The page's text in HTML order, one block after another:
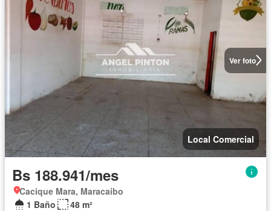
Ver foto
Local Comercial
Bs 188.941/mes
Cacique Mara, Maracaibo
1 Baño
48 m²